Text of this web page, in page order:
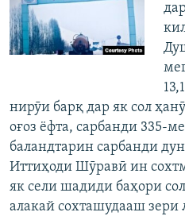
нирӯи барқ дар як сол
оғоз ёфта, сарбанди 335-
баландтарин сарбанди
Иттиҳоди Шӯравӣ ин
як сели шадиди баҳори
алакай сохташудааш зери